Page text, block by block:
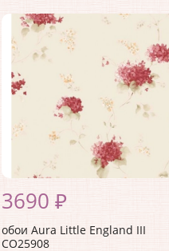
3690 ₽
обои Aura Little England III
CO25908